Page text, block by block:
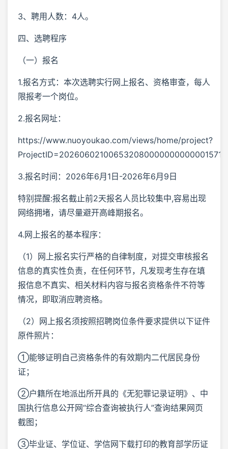
3、聘用人数：4人。
四、选聘程序
（一）报名
1.报名方式：本次选聘实行网上报名、资格审查，每人
限报考一个岗位。
2.报名网址：
https://www.nuoyoukao.com/views/home/project?
3.报名时间：2026年6月1日-2026年6月9日
特别提醒:报名截止前2天报名人员比较集中,容易出现
网络拥堵，请尽量避开高峰期报名。
4.网上报名的基本程序：
（1）网上报名实行严格的自律制度，对提交审核报名
信息的真实性负责，在任何环节，凡发现考生存在填
报信息不真实、相关材料内容与报名资格条件不符等
情况，即取消应聘资格。
（2）网上报名须按照招聘岗位条件要求提供以下证件
原件照片：
①能够证明自己资格条件的有效期内二代居民身份
证；
②户籍所在地派出所开具的《无犯罪记录证明》、中
国执行信息公开网“综合查询被执行人”查询结果网页
截图；
③毕业证、学位证、学信网下载打印的教育部学历证